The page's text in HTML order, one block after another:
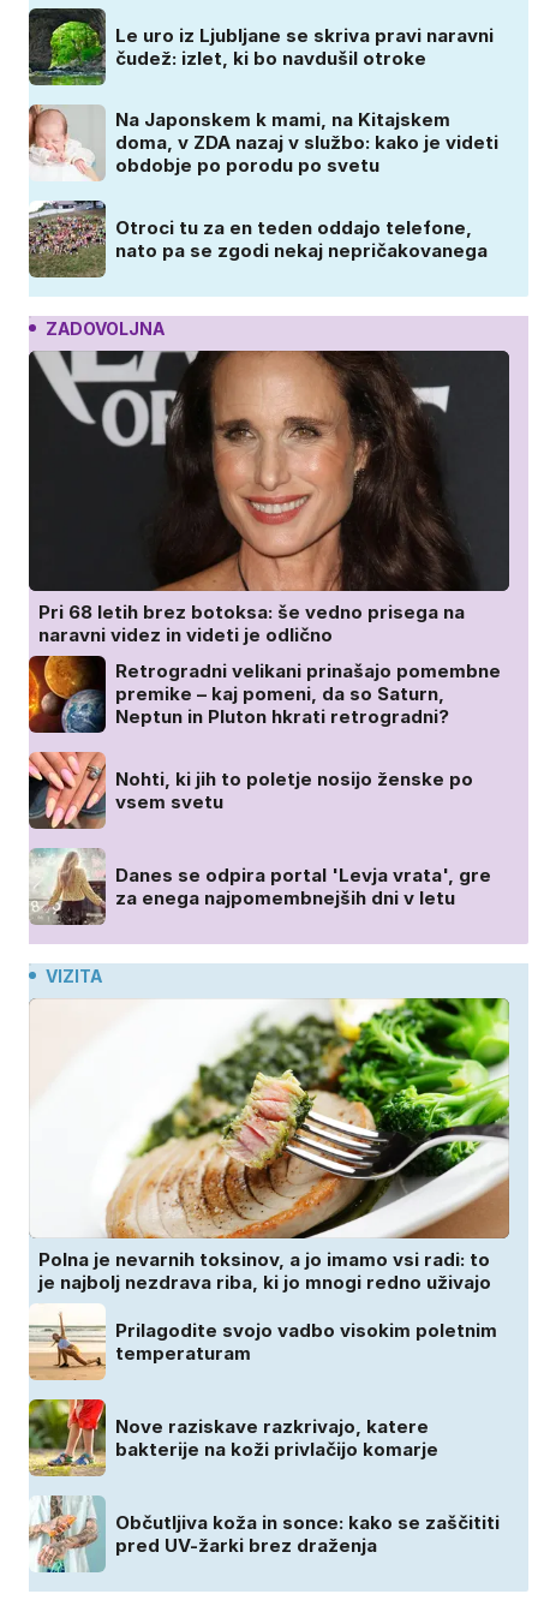
Le uro iz Ljubljane se skriva pravi naravni
čudež: izlet, ki bo navdušil otroke
Na Japonskem k mami, na Kitajskem
doma, v ZDA nazaj v službo: kako je videti
obdobje po porodu po svetu
Otroci tu za en teden oddajo telefone,
nato pa se zgodi nekaj nepričakovanega
ZADOVOLJNA
Pri 68 letih brez botoksa: še vedno prisega na
naravni videz in videti je odlično
Retrogradni velikani prinašajo pomembne
premike – kaj pomeni, da so Saturn,
Neptun in Pluton hkrati retrogradni?
Nohti, ki jih to poletje nosijo ženske po
vsem svetu
Danes se odpira portal 'Levja vrata', gre
za enega najpomembnejših dni v letu
VIZITA
Polna je nevarnih toksinov, a jo imamo vsi radi: to
je najbolj nezdrava riba, ki jo mnogi redno uživajo
Prilagodite svojo vadbo visokim poletnim
temperaturam
Nove raziskave razkrivajo, katere
bakterije na koži privlačijo komarje
Občutljiva koža in sonce: kako se zaščititi
pred UV-žarki brez draženja